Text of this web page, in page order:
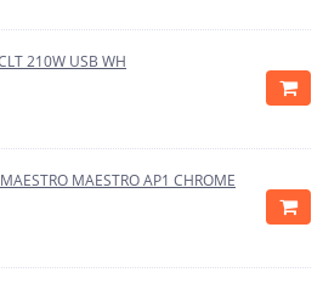
210W USB WH
MAESTRO AP1 CHROME